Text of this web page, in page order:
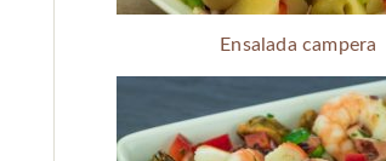
Ensalada campera